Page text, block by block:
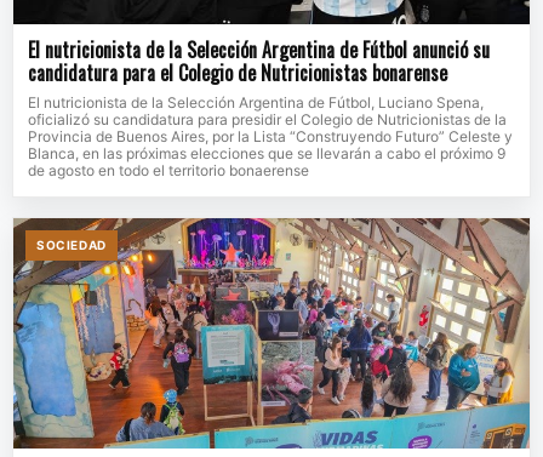
El nutricionista de la Selección Argentina de Fútbol anunció su
candidatura para el Colegio de Nutricionistas bonarense
El nutricionista de la Selección Argentina de Fútbol, Luciano Spena,
oficializó su candidatura para presidir el Colegio de Nutricionistas de la
Provincia de Buenos Aires, por la Lista “Construyendo Futuro” Celeste y
Blanca, en las próximas elecciones que se llevarán a cabo el próximo 9
de agosto en todo el territorio bonaerense
SOCIEDAD